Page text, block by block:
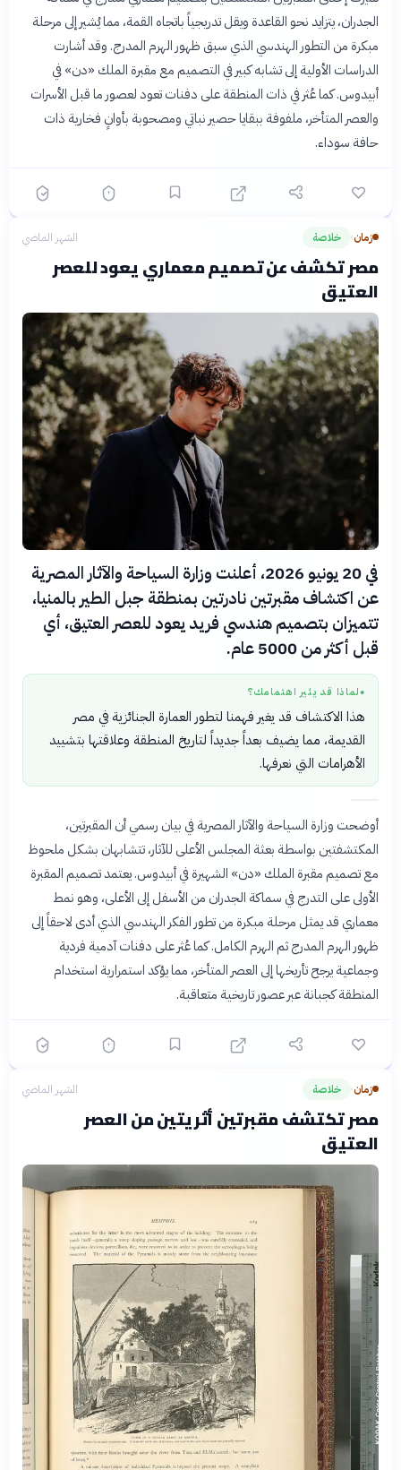
الجدران، يتزايد نحو القاعدة ويقل تدريجياً باتجاه القمة، مما يُشير إلى مرحلة
مبكرة من التطور الهندسي الذي سبق ظهور الهرم المدرج. وقد أشارت
الدراسات الأولية إلى تشابه كبير في التصميم مع مقبرة الملك «دن» في
أبيدوس. كما عُثر في ذات المنطقة على دفنات تعود لعصور ما قبل الأسرات
والعصر المتأخر، ملفوفة ببقايا حصير نباتي ومصحوبة بأوانٍ فخارية ذات
حافة سوداء.
زمان› خلاصة الشهر الماضي
مصر تكشف عن تصميم معماري يعود للعصر
العتيق
في 20 يونيو 2026، أعلنت وزارة السياحة والآثار المصرية
عن اكتشاف مقبرتين نادرتين بمنطقة جبل الطير بالمنيا،
تتميزان بتصميم هندسي فريد يعود للعصر العتيق، أي
قبل أكثر من 5000 عام.
● لماذا قد يثير اهتمامك؟
هذا الاكتشاف قد يغير فهمنا لتطور العمارة الجنائزية في مصر
القديمة، مما يضيف بعداً جديداً لتاريخ المنطقة وعلاقتها بتشييد
الأهرامات التي نعرفها.
أوضحت وزارة السياحة والآثار المصرية في بيان رسمي أن المقبرتين،
المكتشفتين بواسطة بعثة المجلس الأعلى للآثار، تتشابهان بشكل ملحوظ
مع تصميم مقبرة الملك «دن» الشهيرة في أبيدوس. يعتمد تصميم المقبرة
الأولى على التدرج في سماكة الجدران من الأسفل إلى الأعلى، وهو نمط
معماري قد يمثل مرحلة مبكرة من تطور الفكر الهندسي الذي أدى لاحقاً إلى
ظهور الهرم المدرج ثم الهرم الكامل. كما عُثر على دفنات آدمية فردية
وجماعية يرجح تأريخها إلى العصر المتأخر، مما يؤكد استمرارية استخدام
المنطقة كجبانة عبر عصور تاريخية متعاقبة.
زمان› خلاصة الشهر الماضي
مصر تكتشف مقبرتين أثريتين من العصر
العتيق